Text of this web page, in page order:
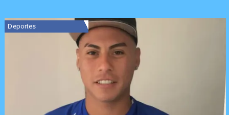
Deportes